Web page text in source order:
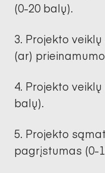
(0-20 balų).
Projekto
(ar)
Projekto
balų).
Projekto
pagrįstumas (0-